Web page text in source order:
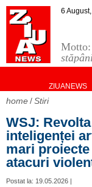
6
ZIUANEWS
home Stiri
WSJ:
inteligenței
mari
atacuri
Postat la: 19.05.2026 |